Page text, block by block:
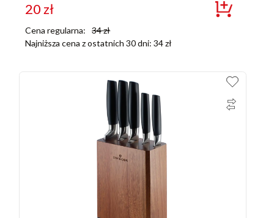
20zł
Cena regularna: 34zł
Najniższa cena z ostatnich 30 dni:34zł